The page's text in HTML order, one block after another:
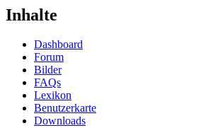
Inhalte
Dashboard
Forum
Bilder
FAQs
Lexikon
Benutzerkarte
Downloads